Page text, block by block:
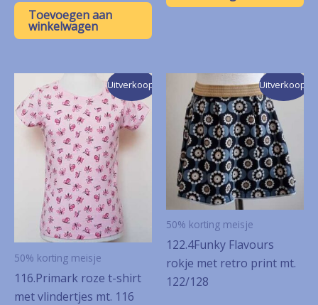
was:
€ 6,50.
is:
€ 3,25.
Toevoegen aan
winkelwagen
Uitverkoop!
50% korting meisje
116.Primark roze t-shirt
met vlindertjes mt. 116
Uitverkoop!
50% korting meisje
122.4Funky Flavours
rokje met retro print mt.
122/128